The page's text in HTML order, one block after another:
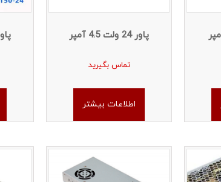
پاور 24 ولت 4.5 آمپر
تماس بگیرید
اطلاعات بیشتر
پاور 24